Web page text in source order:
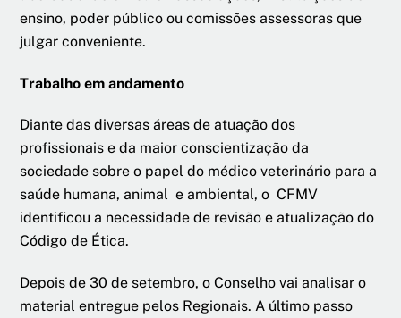
ensino, poder público ou comissões assessoras que
julgar conveniente.
Trabalho em andamento
Diante das diversas áreas de atuação dos
profissionais e da maior conscientização da
sociedade sobre o papel do médico veterinário para a
saúde humana, animal e ambiental, o CFMV
identificou a necessidade de revisão e atualização do
Código de Ética.
Depois de 30 de setembro, o Conselho vai analisar o
material entregue pelos Regionais. A último passo